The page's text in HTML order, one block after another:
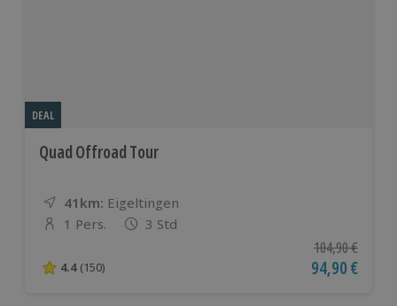
DEAL
Quad Offroad Tour
41km: Entfernung
Standort
Eigeltingen
Anzahl der Teilnehmer
1 Pers. 3 Std
4.4 von 5 Sternen basierend auf 150 Bewertungen
4.4 (150)
Ursprünglicher
104,90 €
Aktueller
94,90 €